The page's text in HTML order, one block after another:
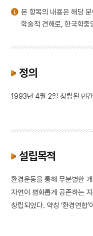
5 장안사
7
3·1독립선언서
10 동명왕편
본 항목의 내용은 해당
학술적 견해로, 한국학중
정의
1993년 4월 2일 창립된 민
설립목적
환경운동을 통해 무분별한
자연이 평화롭게 공존하는
창립되었다. 약칭 ‘환경연합’